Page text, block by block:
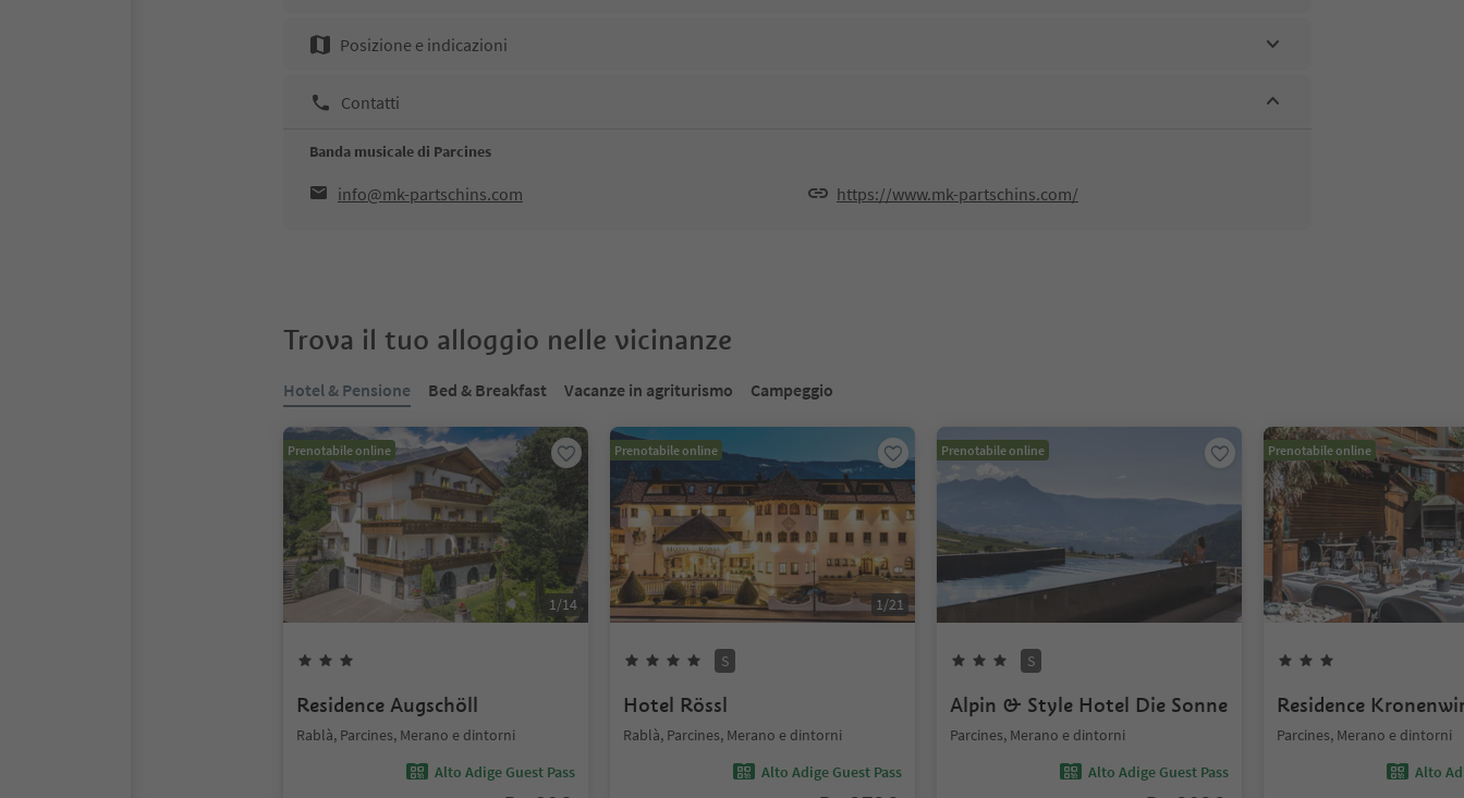
Posizione e indicazioni
Contatti
Banda musicale di Parcines
info@mk-partschins.com https://www.mk-partschins.com/
Trova il tuo alloggio nelle vicinanze
Hotel & Pensione Bed & Breakfast Vacanze in agriturismo Campeggio
Prenotabile online
1/14
Residence Augschöll
Rablà, Parcines, Merano e dintorni
Alto Adige Guest Pass
Prenotabile online
1/21
S
Hotel Rössl
Rablà, Parcines, Merano e dintorni
Alto Adige Guest Pass
Prenotabile online
S
Alpin & Style Hotel Die Sonne
Parcines, Merano e dintorni
Alto Adige Guest Pass
Prenotabile online
Residence
Parcines, Merano e dintorni
Alto